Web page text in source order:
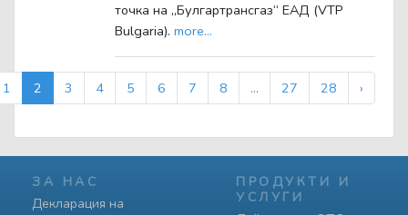
точка на „Булгартрансгаз“ ЕАД (VTP
Bulgaria). more...
1 2 3 4 5 6 7 8 ... 27 28 ›
ЗА НАС
Декларация на
ПРОДУКТИ И
УСЛУГИ